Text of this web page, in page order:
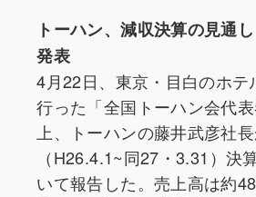
トーハン、減収決算の見通
発表
4月22日、東京・目白のホテ
行った「全国トーハン会代
上、トーハンの藤井武彦社
（H26.4.1~同27・3.31）決
いて報告した。売上高は約